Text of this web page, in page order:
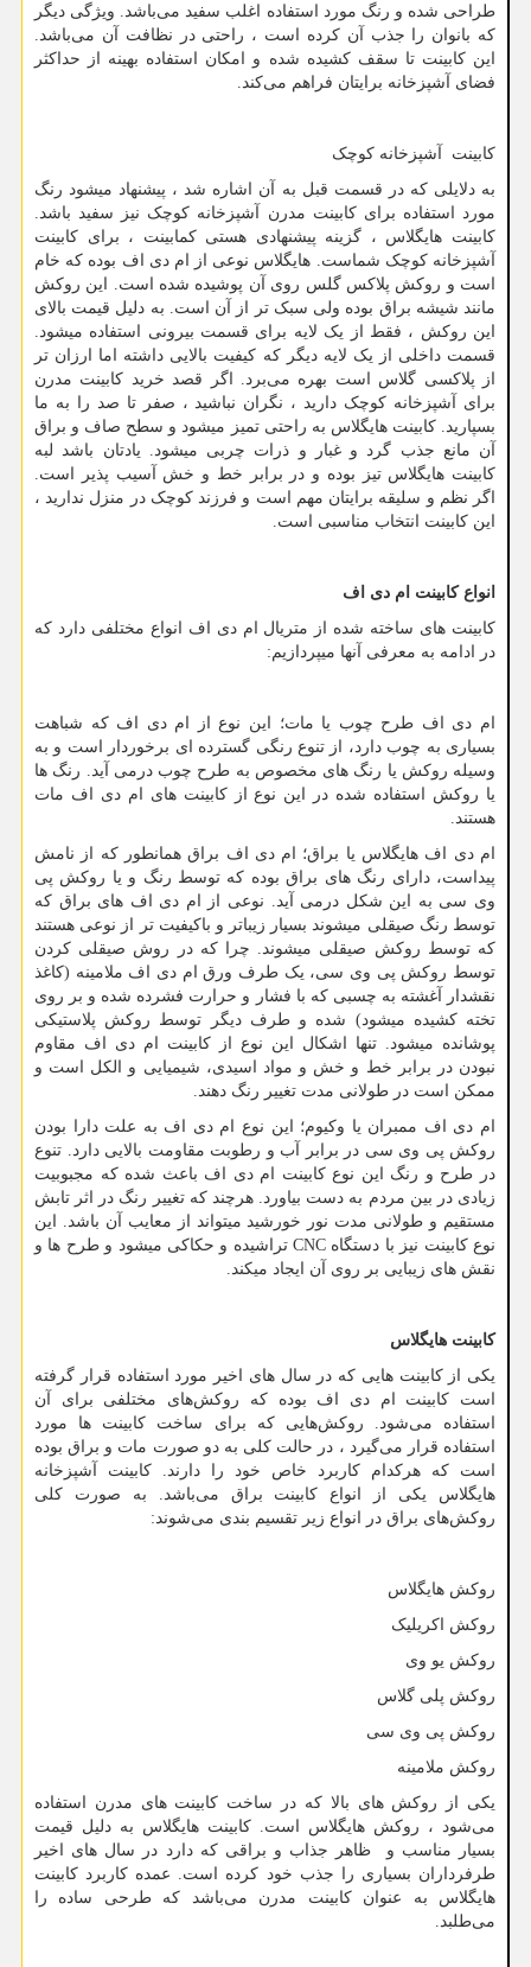
طراحی شده و رنگ مورد استفاده اغلب سفید می‌باشد. ویژگی دیگر
که بانوان را جذب آن کرده است ، راحتی در نظافت آن می‌باشد.
این کابینت تا سقف کشیده شده و امکان استفاده بهینه از حداکثر
فضای آشپزخانه برایتان فراهم می‌کند.
کابینت آشپزخانه کوچک
به دلایلی که در قسمت قبل به آن اشاره شد ، پیشنهاد میشود رنگ
مورد استفاده برای کابینت مدرن آشپزخانه کوچک نیز سفید باشد.
کابینت هایگلاس ، گزینه پیشنهادی هستی کمابینت ، برای کابینت
آشپزخانه کوچک شماست. هایگلاس نوعی از ام دی اف بوده که خام
است و روکش پلاکس گلس روی آن پوشیده شده است. این روکش
مانند شیشه براق بوده ولی سبک تر از آن است. به دلیل قیمت بالای
این روکش ، فقط از یک لایه برای قسمت بیرونی استفاده میشود.
قسمت داخلی از یک لایه دیگر که کیفیت بالایی داشته اما ارزان تر
از پلاکسی گلاس است بهره می‌برد. اگر قصد خرید کابینت مدرن
برای آشپزخانه کوچک دارید ، نگران نباشید ، صفر تا صد را به ما
بسپارید. کابینت هایگلاس به راحتی تمیز میشود و سطح صاف و براق
آن مانع جذب گرد و غبار و ذرات چربی میشود. یادتان باشد لبه
کابینت هایگلاس تیز بوده و در برابر خط و خش آسیب پذیر است.
اگر نظم و سلیقه برایتان مهم است و فرزند کوچک در منزل ندارید ،
این کابینت انتخاب مناسبی است.
انواع کابینت ام دی اف
کابینت های ساخته شده از متریال ام دی اف انواع مختلفی دارد که
در ادامه به معرفی آنها میپردازیم:
ام دی اف طرح چوب یا مات؛ این نوع از ام دی اف که شباهت
بسیاری به چوب دارد، از تنوع رنگی گسترده ­ای برخوردار است و به
وسیله روکش یا رنگ­ های مخصوص به طرح چوب درمی­ آید. رنگ ­ها
یا روکش استفاده شده در این نوع از کابینت ­های ام دی اف مات
هستند.
ام دی اف هایگلاس یا براق؛ ام دی اف براق همانطور که از نامش
پیداست، دارای رنگ ­های براق بوده که توسط رنگ و یا روکش پی
وی سی به این شکل درمی­ آید. نوعی از ام دی اف های براق که
توسط رنگ صیقلی می­شوند بسیار زیباتر و باکیفیت ­تر از نوعی هستند
که توسط روکش صیقلی می­شوند. چرا که در روش صیقلی کردن
توسط روکش پی وی سی، یک طرف ورق ام دی اف ملامینه (کاغذ
نقش­دار آغشته به چسبی که با فشار و حرارت فشرده شده و بر روی
تخته کشیده می­شود) شده و طرف دیگر توسط روکش پلاستیکی
پوشانده می­شود. تنها اشکال این نوع از کابینت ام دی اف مقاوم
نبودن در برابر خط و خش و مواد اسیدی، شیمیایی و الکل است و
ممکن است در طولانی مدت تغییر رنگ دهند.
ام دی اف ممبران یا وکیوم؛ این نوع ام دی اف به علت دارا بودن
روکش پی وی سی در برابر آب و رطوبت مقاومت بالایی دارد. تنوع
در طرح و رنگ این نوع کابینت ام دی اف باعث شده که مجبوبیت
زیادی در بین مردم به دست بیاورد. هرچند که تغییر رنگ در اثر تابش
مستقیم و طولانی مدت نور خورشید می­تواند از معایب آن باشد. این
نوع کابینت نیز با دستگاه CNCتراشیده و حکاکی می­شود و طرح­ ها و
نقش ­های زیبایی بر روی آن ایجاد می­کند.
کابینت هایگلاس
یکی از کابینت‌ هایی که در سال های اخیر مورد استفاده قرار گرفته
است کابینت ام دی اف بوده که روکشهای مختلفی برای آن
استفاده می‌شود. روکشهایی که برای ساخت کابینت‌ ها مورد
استفاده قرار می‌گیرد ، در حالت کلی به دو صورت مات و براق بوده
است که هرکدام کاربرد خاص خود را دارند. کابینت آشپزخانه
هایگلاس یکی از انواع کابینت براق می‌باشد. به صورت کلی
روکشهای براق در انواع زیر تقسیم بندی می‌شوند:
روکش هایگلاس
روکش اکریلیک
روکش یو وی
روکش پلی گلاس
روکش پی وی سی
روکش ملامینه
یکی از روکش های بالا که در ساخت کابینت های مدرن استفاده
می‌شود ، روکش هایگلاس است. کابینت هایگلاس به دلیل قیمت
بسیار مناسب و ظاهر جذاب و براقی که دارد در سال‌ های اخیر
طرفرداران بسیاری را جذب خود کرده است. عمده کاربرد کابینت
هایگلاس به عنوان کابینت مدرن می‌باشد که طرحی ساده را
می‌طلبد.